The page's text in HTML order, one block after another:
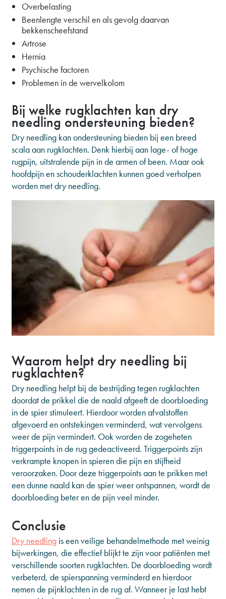
Overbelasting
Beenlengte verschil en als gevolg daarvan
bekkenscheefstand
Artrose
Hernia
Psychische factoren
Problemen in de wervelkolom
Bij welke rugklachten kan dry
needling ondersteuning bieden?
Dry needling kan ondersteuning bieden bij een breed
scala aan rugklachten. Denk hierbij aan lage- of hoge
rugpijn, uitstralende pijn in de armen of been. Maar ook
hoofdpijn en schouderklachten kunnen goed verholpen
worden met dry needling.
Waarom helpt dry needling bij
rugklachten?
Dry needling helpt bij de bestrijding tegen rugklachten
doordat de prikkel die de naald afgeeft de doorbloeding
in de spier stimuleert. Hierdoor worden afvalstoffen
afgevoerd en ontstekingen verminderd, wat vervolgens
weer de pijn vermindert. Ook worden de zogeheten
triggerpoints in de rug gedeactiveerd. Triggerpoints zijn
verkrampte knopen in spieren die pijn en stijfheid
veroorzaken. Door deze triggerpoints aan te prikken met
een dunne naald kan de spier weer ontspannen, wordt de
doorbloeding beter en de pijn veel minder.
Conclusie
Dry needling is een veilige behandelmethode met weinig
bijwerkingen, die effectief blijkt te zijn voor patiënten met
verschillende soorten rugklachten. De doorbloeding wordt
verbeterd, de spierspanning verminderd en hierdoor
nemen de pijnklachten in de rug af. Wanneer je last hebt